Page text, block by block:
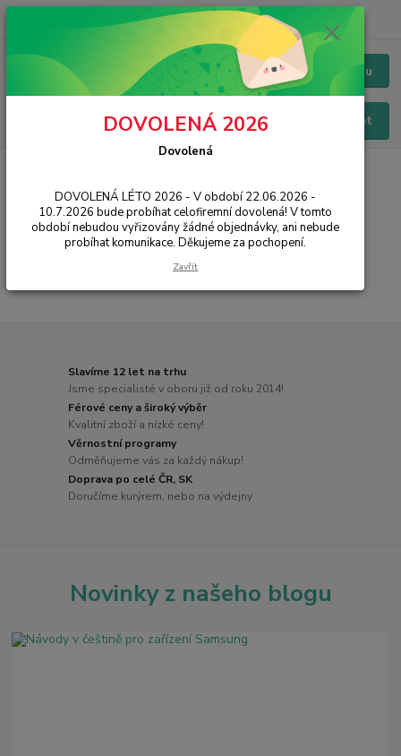
Menu
Hledat
Chat / Online podpora - 24/7
iPhone 8
Slavíme 12 let na trhu
Jsme specialisté v oboru již od roku 2014!
Férové ceny a široký výběr
Kvalitní zboží a nízké ceny!
Věrnostní programy
Odměňujeme vás za každý nákup!
Doprava po celé ČR, SK
Doručíme kurýrem, nebo na výdejny
Novinky z našeho blogu
DOVOLENÁ 2026
Dovolená
DOVOLENÁ LÉTO 2026 - V období 22.06.2026 -
10.7.2026 bude probíhat celofiremní dovolená! V tomto
období nebudou vyřizovány žádné objednávky, ani nebude
probíhat komunikace. Děkujeme za pochopení.
Zavřít